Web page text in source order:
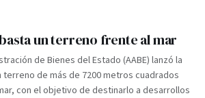
un terreno frente al mar
de Bienes del Estado (AABE) lanzó la
terreno de más de 7200 metros cuadrados
con el objetivo de destinarlo a desarrollos